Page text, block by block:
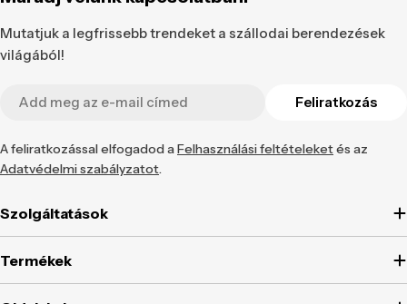
Mutatjuk a legfrissebb trendeket a szállodai berendezések
világából!
Feliratkozás
A feliratkozással elfogadod aFelhasználási feltételeketés az
Adatvédelmi szabályzatot.
Szolgáltatások
Termékek